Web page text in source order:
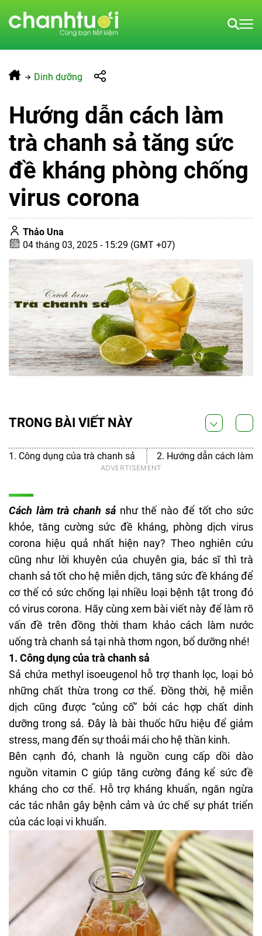
Dinh dưỡng
Hướng dẫn cách làm
trà chanh sả tăng sức
đề kháng phòng chống
virus corona
Thảo Una
04 tháng 03, 2025 - 15:29 (GMT +07)
Cách làm trà chanh sảnhư thế nào để tốt cho sức
khỏe, tăng cường sức đề kháng, phòng dịch virus
corona hiệu quả nhất hiện nay? Theo nghiên cứu
cũng như lời khuyên của chuyên gia, bác sĩ thì trà
chanh sả tốt cho hệ miễn dịch, tăng sức đề kháng để
cơ thể có sức chống lại nhiều loại bệnh tật trong đó
có virus corona. Hãy cùng xem bài viết này để làm rõ
vấn đề trên đồng thời tham khảo cách làm nước
uống trà chanh sả tại nhà thơm ngon, bổ dưỡng nhé!
1. Công dụng của trà chanh sả
Sả chứa methyl isoeugenol hỗ trợ thanh lọc, loại bỏ
những chất thừa trong cơ thể. Đồng thời, hệ miễn
dịch cũng được “củng cố” bởi các hợp chất dinh
dưỡng trong sả. Đây là bài thuốc hữu hiệu để giảm
stress, mang đến sự thoải mái cho hệ thần kinh.
Bên cạnh đó, chanh là nguồn cung cấp dồi dào
nguồn vitamin C giúp tăng cường đáng kể sức đề
kháng cho cơ thể. Hỗ trợ kháng khuẩn, ngăn ngừa
các tác nhân gây bệnh cảm và ức chế sự phát triển
của các loại vi khuẩn.
TRONG BÀI VIẾT NÀY
1. Công dụng của trà chanh sả 2. Hướng dẫn cách làm